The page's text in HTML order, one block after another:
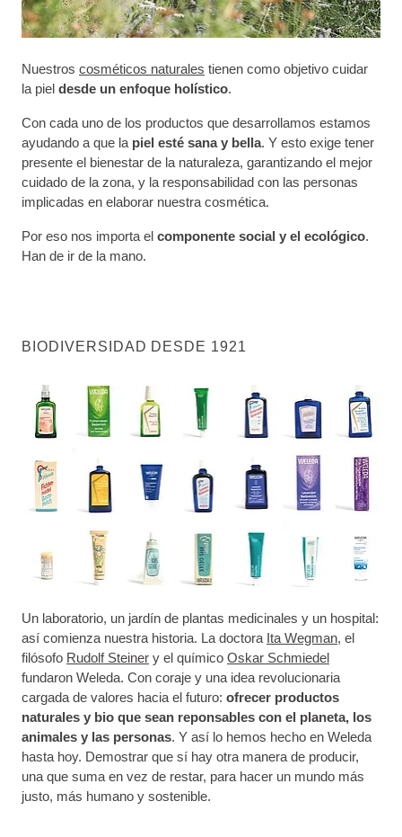
Nuestros cosméticos naturales tienen como objetivo cuidar
la piel desde un enfoque holístico.
Con cada uno de los productos que desarrollamos estamos
ayudando a que la piel esté sana y bella. Y esto exige tener
presente el bienestar de la naturaleza, garantizando el mejor
cuidado de la zona, y la responsabilidad con las personas
implicadas en elaborar nuestra cosmética.
Por eso nos importa el componente social y el ecológico.
Han de ir de la mano.
BIODIVERSIDAD DESDE 1921
Un laboratorio, un jardín de plantas medicinales y un hospital:
así comienza nuestra historia. La doctora Ita Wegman, el
filósofo Rudolf Steiner y el químico Oskar Schmiedel
fundaron Weleda. Con coraje y una idea revolucionaria
cargada de valores hacia el futuro: ofrecer productos
naturales y bio que sean reponsables con el planeta, los
animales y las personas. Y así lo hemos hecho en Weleda
hasta hoy. Demostrar que sí hay otra manera de producir,
una que suma en vez de restar, para hacer un mundo más
justo, más humano y sostenible.